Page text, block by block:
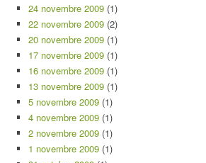
24 novembre 2009 (1)
22 novembre 2009 (2)
20 novembre 2009 (1)
17 novembre 2009 (1)
16 novembre 2009 (1)
13 novembre 2009 (1)
5 novembre 2009 (1)
4 novembre 2009 (1)
2 novembre 2009 (1)
1 novembre 2009 (1)